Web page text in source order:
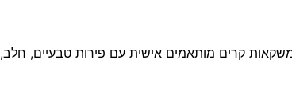
משקאות קרים מותאמים אישית עם פירות טבעיים, חלב,